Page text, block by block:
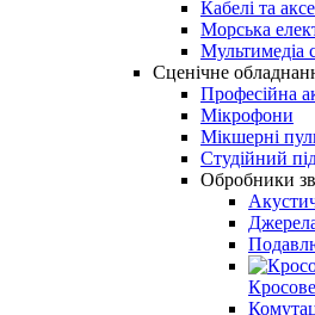
Кабелі та
Морська
Мультимедіа
Сценічне
Професійна
Мікрофони
Мікшерні
Студійний
Обробники